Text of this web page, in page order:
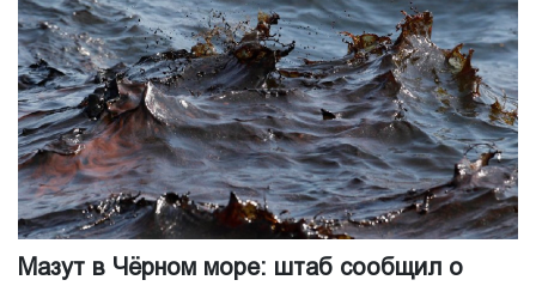
Мазут в Чёрном море: штаб сообщил о